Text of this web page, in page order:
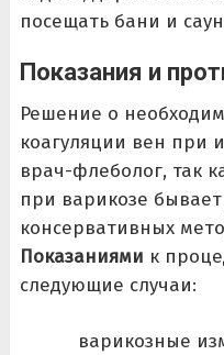
посещать бани и
Показания и
Решение о
коагуляции вен при
врач-флеболог, так
при варикозе бывает
консервативных
Показаниями к
следующие случаи:
варикозные